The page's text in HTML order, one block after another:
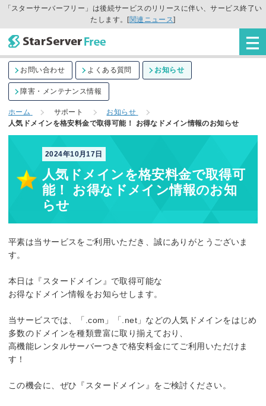
「スターサーバーフリー」は後続サービスのリリースに伴い、サービス終了い
たします。[関連ニュース]
お問い合わせ よくある質問 お知らせ
障害・メンテナンス情報
ホーム サポート
お知らせ
人気ドメインを格安料金で取得可能！ お得なドメイン情報のお知らせ
2024年10月17日
人気ドメインを格安料金で取得可
能！ お得なドメイン情報のお知
らせ
平素は当サービスをご利用いただき、誠にありがとうございま
す。
本日は『スタードメイン』で取得可能な
お得なドメイン情報をお知らせします。
当サービスでは、「.com」「.net」などの人気ドメインをはじめ
多数のドメインを種類豊富に取り揃えており、
高機能レンタルサーバーつきで格安料金にてご利用いただけま
す！
この機会に、ぜひ『スタードメイン』をご検討ください。